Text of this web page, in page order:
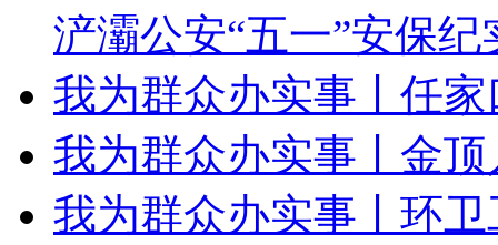
浐灞公安“五一”安保纪
我为群众办实事丨任
我为群众办实事丨金
我为群众办实事丨环